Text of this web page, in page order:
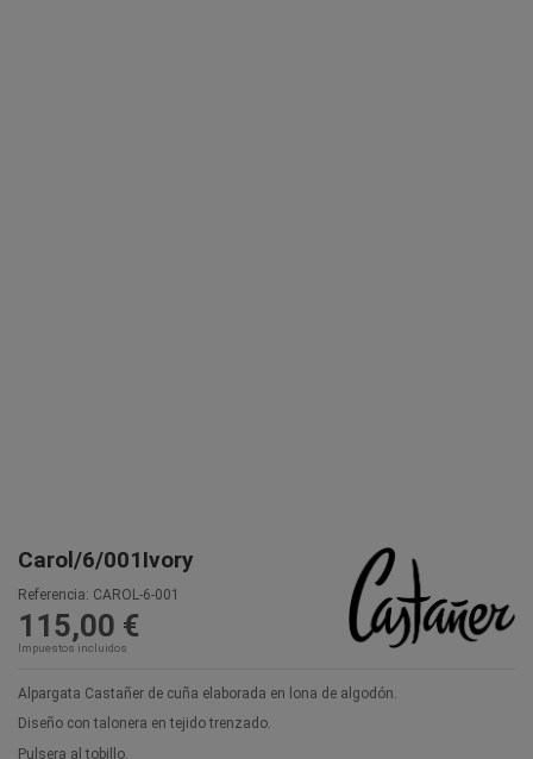
Carol/6/001Ivory
Referencia: CAROL-6-001
115,00 €
Impuestos incluidos
Alpargata Castañer de cuña elaborada en lona de algodón.
Diseño con talonera en tejido trenzado.
Pulsera al tobillo.